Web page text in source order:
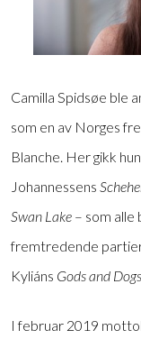
Camilla Spidsøe ble
som en av Norges
Blanche. Her gikk
Johannessens
Swan Lake – som alle
fremtredende
Kyliáns Gods and Dogs
I februar 2019